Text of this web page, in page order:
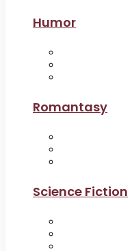
Humor
Romantasy
Science Fiction